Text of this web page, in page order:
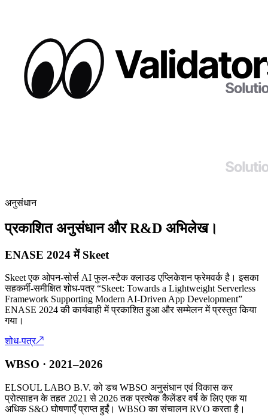
अनुसंधान
प्रकाशित अनुसंधान और R&D अभिलेख।
ENASE 2024 में Skeet
Skeet एक ओपन-सोर्स AI फुल-स्टैक क्लाउड एप्लिकेशन फ्रेमवर्क है। इसका
सहकर्मी-समीक्षित शोध-पत्र “Skeet: Towards a Lightweight Serverless
Framework Supporting Modern AI-Driven App Development”
ENASE 2024 की कार्यवाही में प्रकाशित हुआ और सम्मेलन में प्रस्तुत किया
गया।
शोध-पत्र↗
WBSO · 2021–2026
ELSOUL LABO B.V. को डच WBSO अनुसंधान एवं विकास कर
प्रोत्साहन के तहत 2021 से 2026 तक प्रत्येक कैलेंडर वर्ष के लिए एक या
अधिक S&O घोषणाएँ प्राप्त हुईं। WBSO का संचालन RVO करता है।